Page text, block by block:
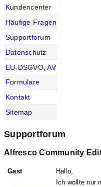
Kundencenter
Häufige Fragen
Supportforum
Datenschutz
EU-DSGVO, AV
Formulare
Kontakt
Sitemap
Supportforum
Alfresco Community
Gast
Hallo,
Ich wollte nur